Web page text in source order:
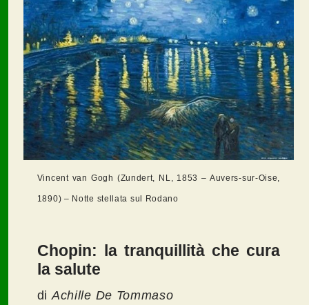
Vincent van Gogh (Zundert, NL, 1853 – Auvers-sur-Oise,
1890) – Notte stellata sul Rodano
Chopin: la tranquillità che cura
la salute
di Achille De Tommaso